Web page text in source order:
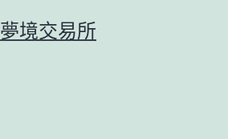
夢境交易所